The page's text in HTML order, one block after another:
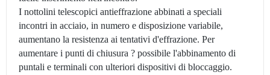
I nottolini telescopici antieffrazione abbinati a speciali
incontri in acciaio, in numero e disposizione variabile,
aumentano la resistenza ai tentativi d'effrazione. Per
aumentare i punti di chiusura ? possibile l'abbinamento di
puntali e terminali con ulteriori dispositivi di bloccaggio.